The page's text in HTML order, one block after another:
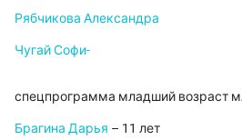
Рябчикова Александра
Чугай Софи-
спецпрограмма младший возраст
Брагина Дарья – 11 лет